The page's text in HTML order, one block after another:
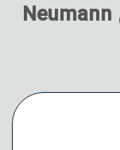
میکروفن استودیویی نویمن Neumann